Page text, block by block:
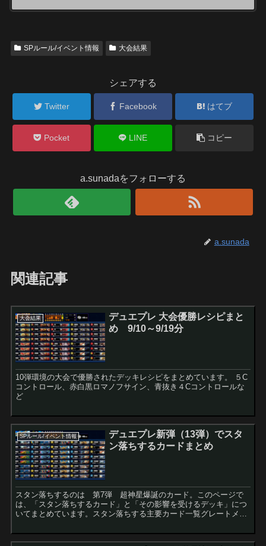
SPルール/イベント情報 大会結果
シェアする
Twitter Facebook はてブ
Pocket LINE コピー
a.sunadaをフォローする
a.sunada
関連記事
大会結果
デュエプレ 大会優勝レシピまと
め 9/10～9/19分
10弾環境の大会で優勝されたデッキレシピをまとめています。 ５C
コントロール、赤白黒ロマノフサイン、青抜き４Cコントロールな
ど
SPルール/イベント情報
デュエプレ新弾（13弾）でスタ
ン落ちするカードまとめ
スタン落ちするのは 第7弾 超神星爆誕のカード。このページで
は、「スタン落ちするカード」と「その影響を受けるデッキ」につ
いてまとめています。スタン落ちする主要カード一覧グレートメカ
か...